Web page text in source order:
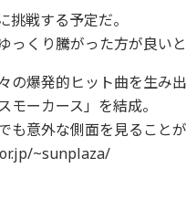
挑戦する予定だ。
っくり騰がった方が良いと
の爆発的ヒット曲を生み
モーカース」を結成。
も意外な側面を見ることが
~sunplaza/